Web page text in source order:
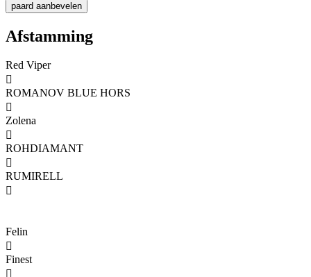
Afstamming
Red Viper

ROMANOV BLUE HORS

Zolena

ROHDIAMANT

RUMIRELL

Felin

Finest
